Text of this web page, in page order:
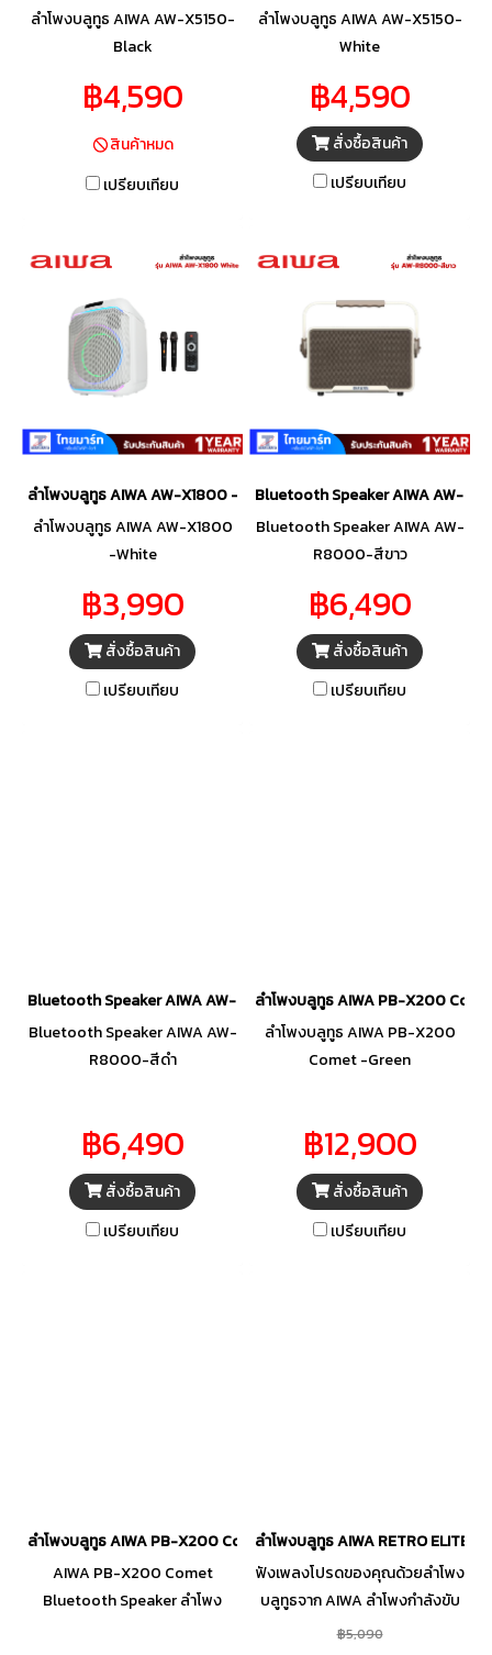
ลำโพงบลูทูธ AIWA AW-X5150-
Black
฿4,590
สินค้าหมด
เปรียบเทียบ
ลำโพงบลูทูธ AIWA AW-X5150-
White
฿4,590
สั่งซื้อสินค้า
เปรียบเทียบ
ลำโพงบลูทูธ AIWA AW-X1800 -White
ลำโพงบลูทูธ AIWA AW-X1800
-White
฿3,990
สั่งซื้อสินค้า
เปรียบเทียบ
Bluetooth Speaker AIWA AW-
Bluetooth Speaker AIWA AW-
R8000-สีขาว
฿6,490
สั่งซื้อสินค้า
เปรียบเทียบ
Bluetooth Speaker AIWA AW-R8000-สีดำ
Bluetooth Speaker AIWA AW-
R8000-สีดำ
฿6,490
สั่งซื้อสินค้า
เปรียบเทียบ
ลำโพงบลูทูธ AIWA PB-X200
ลำโพงบลูทูธ AIWA PB-X200
Comet -Green
฿12,900
สั่งซื้อสินค้า
เปรียบเทียบ
ลำโพงบลูทูธ AIWA PB-X200 Comet -White
AIWA PB-X200 Comet
Bluetooth Speaker ลำโพง
ลำโพงบลูทูธ AIWA RETRO ELITE
ฟังเพลงโปรดของคุณด้วยลำโพง
บลูทูธจาก AIWA ลำโพงกำลังขับ
80W ให้เสียงเบสอันทรงพลังทั่ว
฿5,090